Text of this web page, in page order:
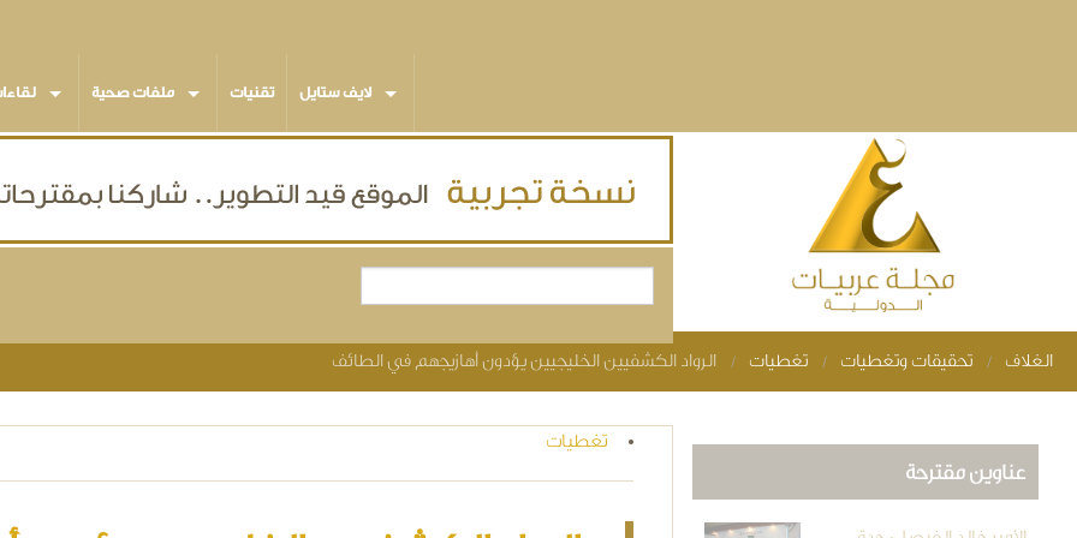
ملفات صحية تقنيات لايف ستايل
You are here
الغلاف تحقيقات وتغطيات تغطيات الرواد الكشفيين الخليجيين يؤدون أهازيجهم في الطائف
تغطيات
عناوين مقترحة